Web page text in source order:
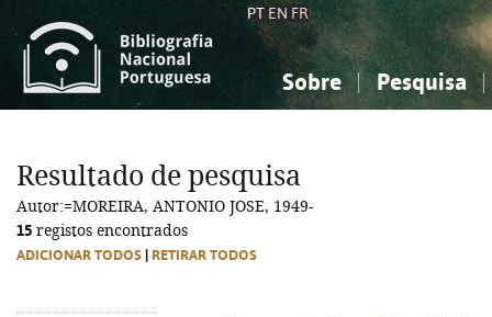
PT EN FR
Sobre Pesquisa
Ciências sociais...
Ciências sociais...
Resultado de pesquisa
Autor:=MOREIRA, ANTONIO JOSE, 1949-
15 registos encontrados
ADICIONAR TODOS RETIRAR TODOS